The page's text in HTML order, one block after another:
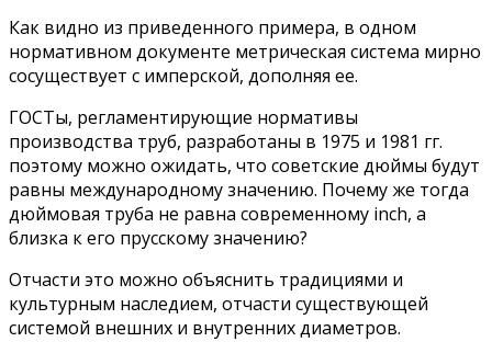
Как видно из приведенного примера, в одном
нормативном документе метрическая система мирно
сосуществует с имперской, дополняя ее.
ГОСТы, регламентирующие нормативы
производства труб, разработаны в 1975 и 1981 гг.
поэтому можно ожидать, что советские дюймы будут
равны международному значению. Почему же тогда
дюймовая труба не равна современному inch, а
близка к его прусскому значению?
Отчасти это можно объяснить традициями и
культурным наследием, отчасти существующей
системой внешних и внутренних диаметров.